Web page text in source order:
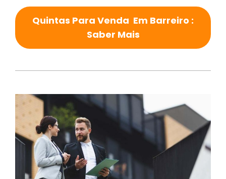
Quintas Para Venda Em Barreiro :
Saber Mais